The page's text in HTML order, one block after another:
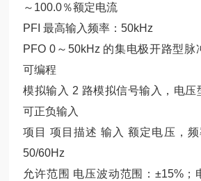
～100.0％额定电流
PFI 最高输入频率：50kHz
PFO 0～50kHz 的集电极开路型脉
可编程
模拟输入 2 路模拟信号输入，电压
可正负输入
项目 项目描述 输入 额定电压，频
50/60Hz
允许范围 电压波动范围：±15%；